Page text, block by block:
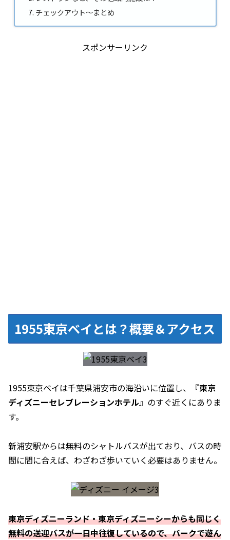
チェックアウト～まとめ
スポンサーリンク
1955東京ベイとは？概要＆アクセス
1955東京ベイは千葉県浦安市の海沿いに位置し、『東京
ディズニーセレブレーションホテル』のすぐ近くにありま
す。
新浦安駅からは無料のシャトルバスが出ており、バスの時
間に間に合えば、わざわざ歩いていく必要はありません。
東京ディズニーランド・東京ディズニーシーからも同じく
無料の送迎バスが一日中往復しているので、パークで遊ん